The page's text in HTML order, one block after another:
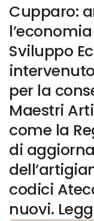
Cupparo:
Sviluppo
per la
Maestri
come la
di
codici
nuovi.